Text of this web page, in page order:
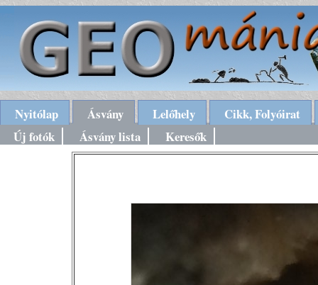
Nyitólap Ásvány Lelőhely
Cikk, Folyóirat
Új fotók
Ásvány lista Keresők